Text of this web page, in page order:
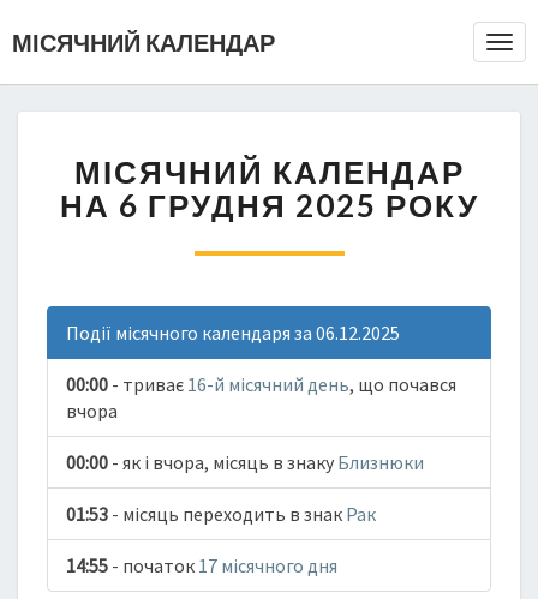
МІСЯЧНИЙ КАЛЕНДАР
МІСЯЧНИЙ КАЛЕНДАР
НА 6 ГРУДНЯ 2025 РОКУ
Події місячного календаря за 06.12.2025
00:00 - триває 16-й місячний день, що почався
вчора
00:00 - як і вчора, місяць в знаку Близнюки
01:53 - місяць переходить в знак Рак
14:55 - початок 17 місячного дня